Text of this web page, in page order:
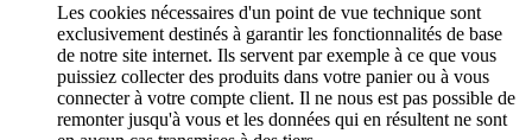
Les cookies nécessaires d'un point de vue technique sont
exclusivement destinés à garantir les fonctionnalités de base
de notre site internet. Ils servent par exemple à ce que vous
puissiez collecter des produits dans votre panier ou à vous
connecter à votre compte client. Il ne nous est pas possible de
remonter jusqu'à vous et les données qui en résultent ne sont